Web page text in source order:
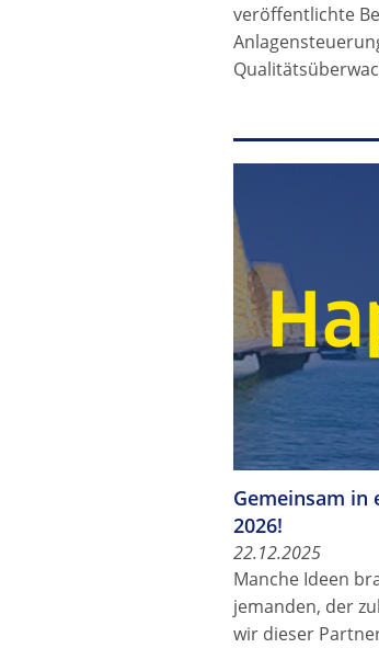
veröffentlichte
Gemeinsam in
2026!
22.12.2025
Manche Ideen
jemanden, der
wir dieser